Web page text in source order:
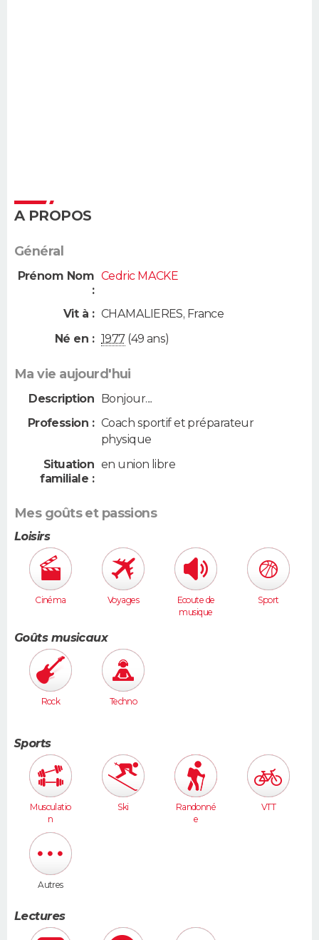
A PROPOS
Général
Prénom Nom
:
Cedric MACKE
Vit à : CHAMALIERES, France
Né en : 1977(49 ans)
Ma vie aujourd'hui
Description Bonjour....
Profession : Coach sportif et préparateur
physique
Situation
familiale :
en union libre
Mes goûts et passions
Loisirs
Cinéma Voyages
Ecoute de
musique
Sport
Goûts musicaux
Rock Techno
Sports
Musculatio
n
Ski
Randonné
e
VTT
Autres
Lectures